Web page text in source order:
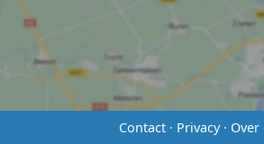
Contact· Privacy· Over